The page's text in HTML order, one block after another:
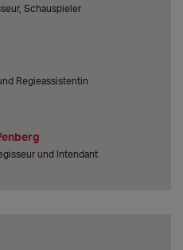
Schauspieler
Regieassistentin
und Intendant